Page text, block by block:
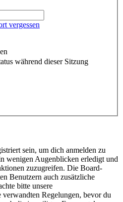
vergessen
während dieser Sitzung
sein, um dich anmelden zu
wenigen Augenblicken erledigt und
zuzugreifen. Die Board-
Benutzern auch zusätzliche
bitte unsere
Regelungen, bevor du